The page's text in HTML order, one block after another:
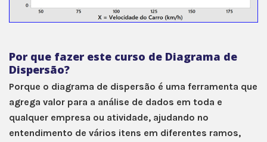
Por que fazer este curso de Diagrama de
Dispersão?
Porque o diagrama de dispersão é uma ferramenta que
agrega valor para a análise de dados em toda e
qualquer empresa ou atividade, ajudando no
entendimento de vários itens em diferentes ramos,